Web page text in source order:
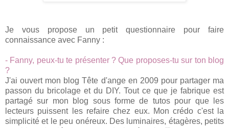
Je vous propose un petit questionnaire pour faire
connaissance avec Fanny :
- Fanny, peux-tu te présenter ? Que proposes-tu sur ton blog
?
J'ai ouvert mon blog Tête d'ange en 2009 pour partager ma
passon du bricolage et du DIY. Tout ce que je fabrique est
partagé sur mon blog sous forme de tutos pour que les
lecteurs puissent les refaire chez eux. Mon crédo c'est la
simplicité et le peu onéreux. Des luminaires, étagères, petits